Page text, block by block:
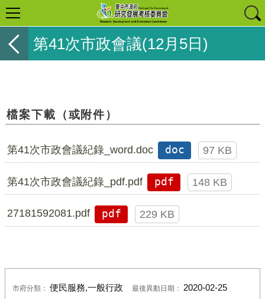
第41次市政會議(12月5日)
檔案下載（或附件）
第41次市政會議紀錄_word.doc doc 97 KB
第41次市政會議紀錄_pdf.pdf pdf 148 KB
27181592081.pdf pdf 229 KB
市府分類： 便民服務,一般行政 最後異動日期： 2020-02-25